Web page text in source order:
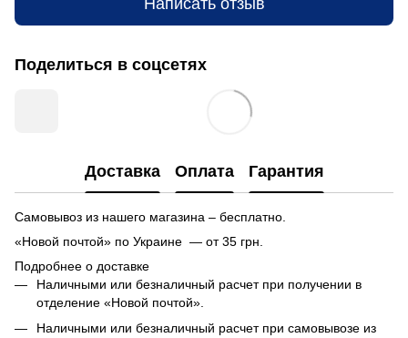
Поделиться в соцсетях
Доставка Оплата Гарантия
Самовывоз из нашего магазина – бесплатно.
«Новой почтой» по Украине — от 35 грн.
Подробнее о доставке
Наличными или безналичный расчет при получении в
отделение «Новой почтой».
Наличными или безналичный расчет при самовывозе из